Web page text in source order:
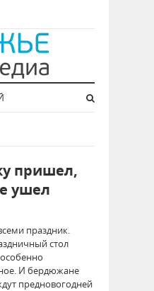
пришел,
ушел
праздник.
стол
И бердюжане
предновогодней